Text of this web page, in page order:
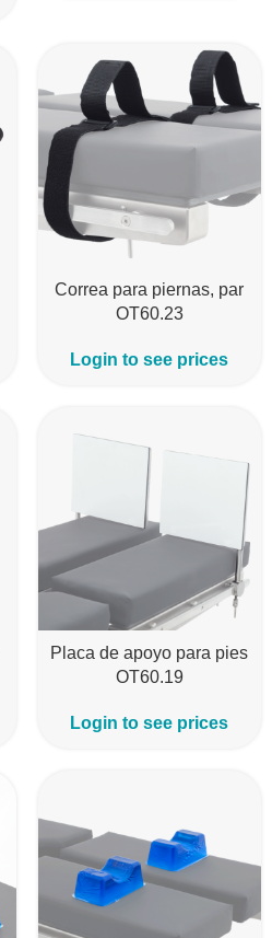
Correa para piernas, par
OT60.23
Login to see prices
Placa de apoyo para pies
OT60.19
Login to see prices